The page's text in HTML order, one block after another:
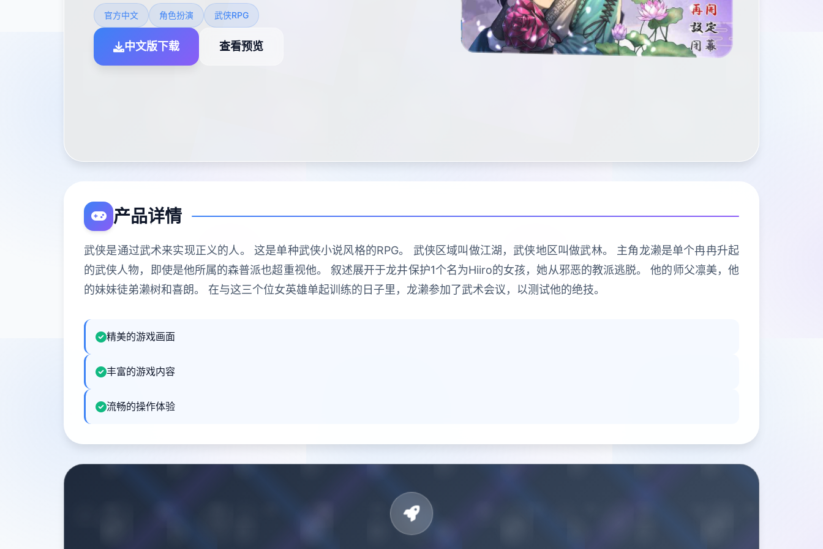
官方中文 角色扮演 武侠RPG
中文版下载 查看预览
产品详情
武侠是通过武术来实现正义的人。 这是单种武侠小说风格的RPG。 武侠区域叫做江湖，武侠地区叫做武林。 主角龙濑是单个冉冉升起
的武侠人物，即使是他所属的森普派也超重视他。 叙述展开于龙井保护1个名为Hiiro的女孩，她从邪恶的教派逃脱。 他的师父凛美，他
的妹妹徒弟濑树和喜朗。 在与这三个位女英雄单起训练的日子里，龙濑参加了武术会议，以测试他的绝技。
精美的游戏画面
丰富的游戏内容
流畅的操作体验